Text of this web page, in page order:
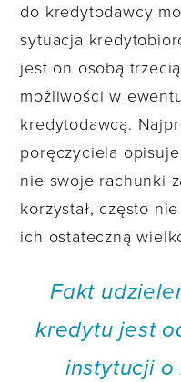
do kredytodawcy
sytuacja
jest on osobą
możliwości w
kredytodawcą.
poręczyciela
nie swoje rachunki
korzystał, często
ich ostateczną
Fakt
kredytu jest
instytucji o